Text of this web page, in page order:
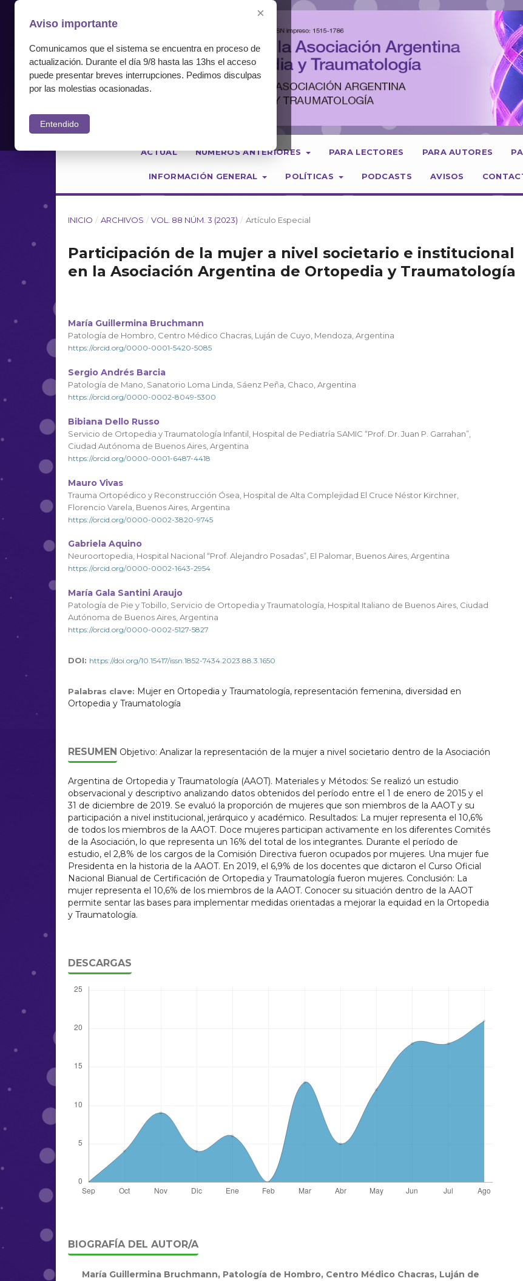
×
Aviso importante
Comunicamos que el sistema se encuentra en proceso de
actualización. Durante el día 9/8 hasta las 13hs el acceso
puede presentar breves interrupciones. Pedimos disculpas
por las molestias ocasionadas.
Entendido
ACTUAL NÚMEROS ANTERIORES PARA LECTORES PARA AUTORES
INFORMACIÓN GENERAL POLÍTICAS PODCASTS AVISOS
INICIO / ARCHIVOS / VOL. 88 NÚM. 3 (2023) / Artículo Especial
Participación de la mujer a nivel societario e institucional
en la Asociación Argentina de Ortopedia y Traumatología
María Guillermina Bruchmann
Patología de Hombro, Centro Médico Chacras, Luján de Cuyo, Mendoza, Argentina
https://orcid.org/0000-0001-5420-5085
Sergio Andrés Barcia
Patología de Mano, Sanatorio Loma Linda, Sáenz Peña, Chaco, Argentina
https://orcid.org/0000-0002-8049-5300
Bibiana Dello Russo
Servicio de Ortopedia y Traumatología Infantil, Hospital de Pediatría SAMIC “Prof. Dr. Juan P. Garrahan”,
Ciudad Autónoma de Buenos Aires, Argentina
https://orcid.org/0000-0001-6487-4418
Mauro Vivas
Trauma Ortopédico y Reconstrucción Ósea, Hospital de Alta Complejidad El Cruce Néstor Kirchner,
Florencio Varela, Buenos Aires, Argentina
https://orcid.org/0000-0002-3820-9745
Gabriela Aquino
Neuroortopedia, Hospital Nacional “Prof. Alejandro Posadas”, El Palomar, Buenos Aires, Argentina
https://orcid.org/0000-0002-1643-2954
María Gala Santini Araujo
Patología de Pie y Tobillo, Servicio de Ortopedia y Traumatología, Hospital Italiano de Buenos Aires, Ciudad
Autónoma de Buenos Aires, Argentina
https://orcid.org/0000-0002-5127-5827
DOI: https://doi.org/10.15417/issn.1852-7434.2023.88.3.1650
Palabras clave: Mujer en Ortopedia y Traumatología, representación femenina, diversidad en
Ortopedia y Traumatología
RESUMEN Objetivo: Analizar la representación de la mujer a nivel societario dentro de la Asociación
Argentina de Ortopedia y Traumatología (AAOT). Materiales y Métodos: Se realizó un estudio
observacional y descriptivo analizando datos obtenidos del período entre el 1 de enero de 2015 y el
31 de diciembre de 2019. Se evaluó la proporción de mujeres que son miembros de la AAOT y su
participación a nivel institucional, jerárquico y académico. Resultados: La mujer representa el 10,6%
de todos los miembros de la AAOT. Doce mujeres participan activamente en los diferentes Comités
de la Asociación, lo que representa un 16% del total de los integrantes. Durante el período de
estudio, el 2,8% de los cargos de la Comisión Directiva fueron ocupados por mujeres. Una mujer fue
Presidenta en la historia de la AAOT. En 2019, el 6,9% de los docentes que dictaron el Curso Oficial
Nacional Bianual de Certificación de Ortopedia y Traumatología fueron mujeres. Conclusión: La
mujer representa el 10,6% de los miembros de la AAOT. Conocer su situación dentro de la AAOT
permite sentar las bases para implementar medidas orientadas a mejorar la equidad en la Ortopedia
y Traumatología.
DESCARGAS
BIOGRAFÍA DEL AUTOR/A
María Guillermina Bruchmann, Patología de Hombro, Centro Médico Chacras, Luján de